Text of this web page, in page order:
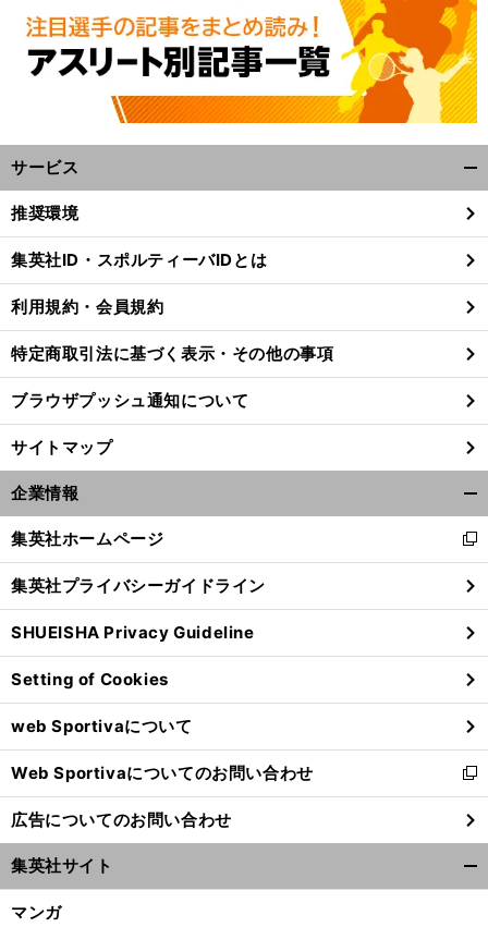
SNS 。
衝
前
サービス
閉
る
推奨環境
集英社ID・スポルティーバIDとは
利用規約・会員規約
特定商取引法に基づく表示・その他の事項
ブラウザプッシュ通知について
サイトマップ
企業情報
閉
る
集英社ホームページ
新
し
い
ウ
ィ
ン
ド
ウ
で
開
く
集英社プライバシーガイドライン
SHUEISHA Privacy Guideline
Setting of Cookies
web Sportivaについて
Web Sportivaについてのお問い合わせ
新
し
い
ウ
ィ
ン
広告についてのお問い合わせ
集英社サイト
マンガ